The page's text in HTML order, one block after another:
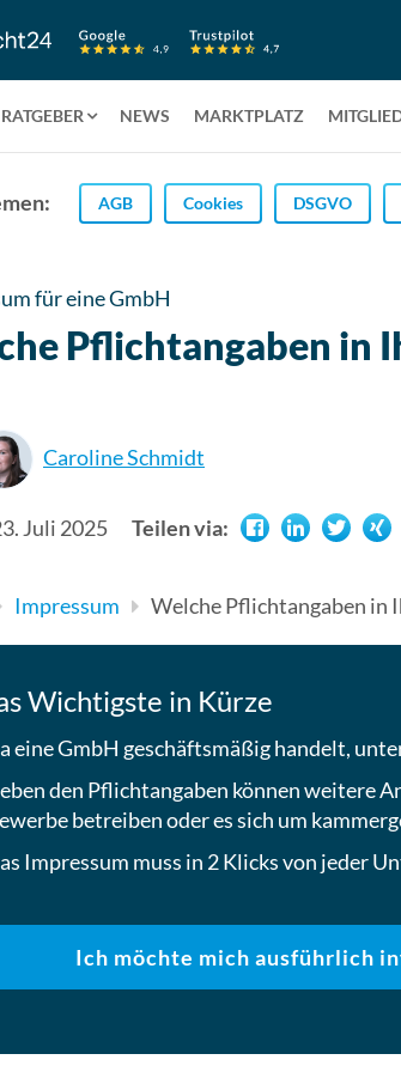
RATGEBER NEWS MARKTPLATZ
AGB Cookies DSGVO
für eine GmbH
Pflichtangaben in
Caroline Schmidt
Juli 2025 Teilen via:
Impressum Welche Pflichtangaben in
Wichtigste in Kürze
eine GmbH geschäftsmäßig handelt,
den Pflichtangaben können weitere
betreiben oder es sich um
Impressum muss in 2 Klicks von jeder
Ich möchte mich ausführlich